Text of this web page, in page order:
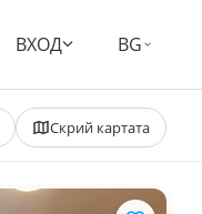
ВХОД BG
Скрий картата